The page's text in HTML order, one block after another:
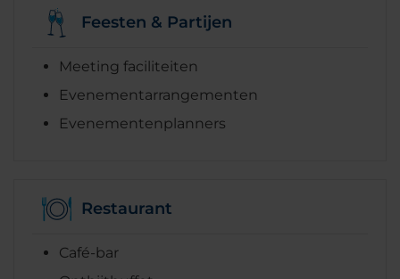
Feesten & Partijen
Meeting faciliteiten
Evenementarrangementen
Evenementenplanners
Restaurant
Café-bar